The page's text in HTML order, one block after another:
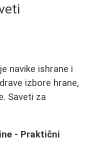
navike ishrane i
izbore hrane,
Saveti za
- Praktični